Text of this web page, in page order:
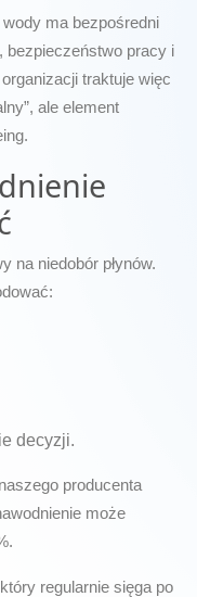
ma bezpośredni
bezpieczeństwo pracy i
traktuje więc
ale element
na niedobór płynów.
decyzji.
producenta
może
regularnie sięga po